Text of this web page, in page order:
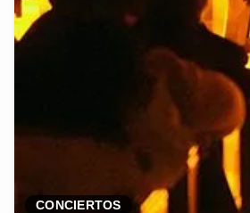
CONCIERTOS